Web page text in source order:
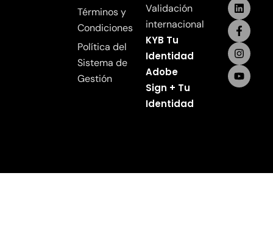
Términos y
Condiciones
Política del
Sistema de
Gestión
Validación
internacional
KYB Tu
Identidad
Adobe
Sign + Tu
Identidad